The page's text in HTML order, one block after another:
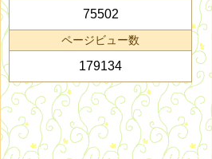
75502
ページビュー数
179134